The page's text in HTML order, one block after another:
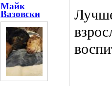
Майк
Вазовски